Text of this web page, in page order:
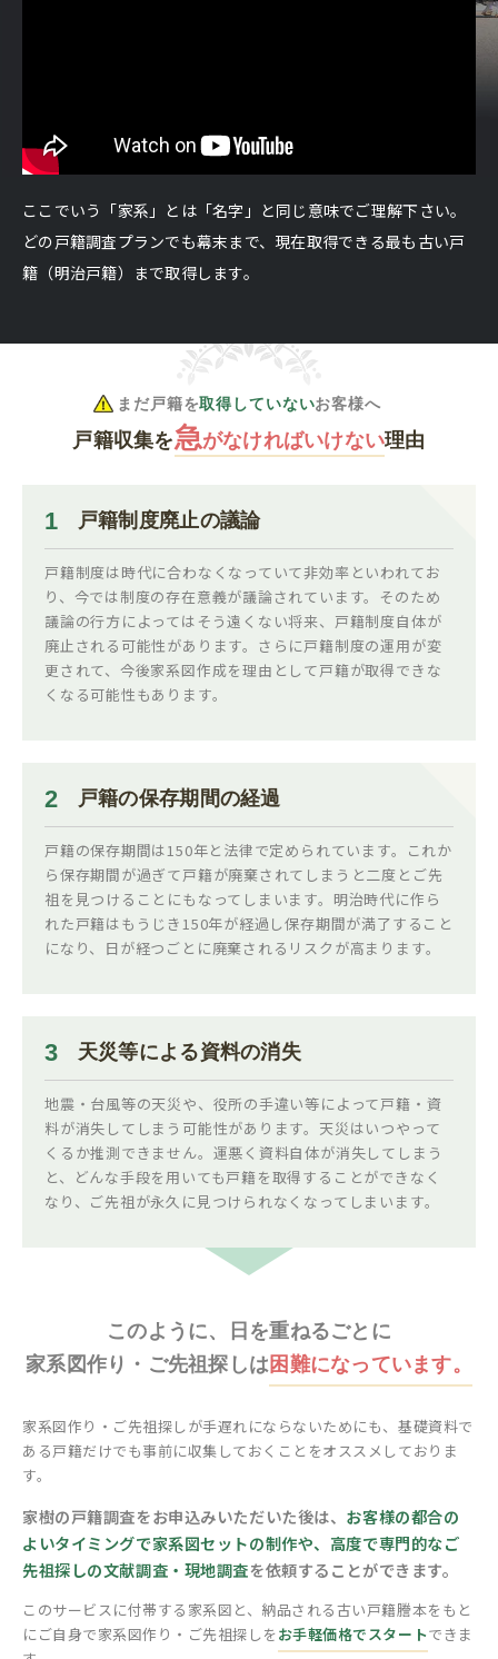
ここでいう「家系」とは「名字」と同じ意味でご理解下さい。
どの戸籍調査プランでも幕末まで、現在取得できる最も古い戸
籍（明治戸籍）まで取得します。
まだ戸籍を取得していないお客様へ
戸籍収集を急がなければいけない理由
1 戸籍制度廃止の議論
戸籍制度は時代に合わなくなっていて非効率といわれてお
り、今では制度の存在意義が議論されています。そのため
議論の行方によってはそう遠くない将来、戸籍制度自体が
廃止される可能性があります。さらに戸籍制度の運用が変
更されて、今後家系図作成を理由として戸籍が取得できな
くなる可能性もあります。
2 戸籍の保存期間の経過
戸籍の保存期間は150年と法律で定められています。これか
ら保存期間が過ぎて戸籍が廃棄されてしまうと二度とご先
祖を見つけることにもなってしまいます。明治時代に作ら
れた戸籍はもうじき150年が経過し保存期間が満了すること
になり、日が経つごとに廃棄されるリスクが高まります。
3 天災等による資料の消失
地震・台風等の天災や、役所の手違い等によって戸籍・資
料が消失してしまう可能性があります。天災はいつやって
くるか推測できません。運悪く資料自体が消失してしまう
と、どんな手段を用いても戸籍を取得することができなく
なり、ご先祖が永久に見つけられなくなってしまいます。
このように、日を重ねるごとに
家系図作り・ご先祖探しは 困難になっています。
家系図作り・ご先祖探しが手遅れにならないためにも、基礎資料で
ある戸籍だけでも事前に収集しておくことをオススメしておりま
す。
家樹の戸籍調査をお申込みいただいた後は、 お客様の都合の
よいタイミングで家系図セットの制作や、高度で専門的なご
先祖探しの文献調査・現地調査を依頼することができます。
このサービスに付帯する家系図と、納品される古い戸籍謄本をもと
にご自身で家系図作り・ご先祖探しをお手軽価格でスタートできま